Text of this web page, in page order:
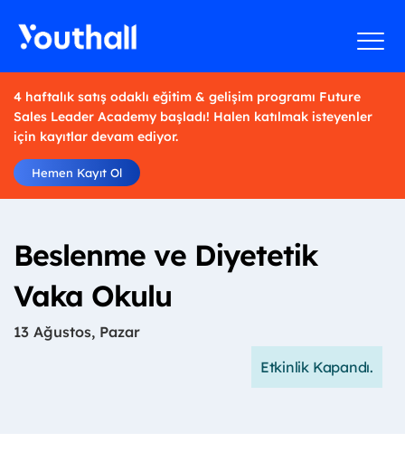
4 haftalık satış odaklı eğitim & gelişim programı Future
Sales Leader Academy başladı! Halen katılmak isteyenler
için kayıtlar devam ediyor.
Hemen Kayıt Ol
Beslenme ve Diyetetik
Vaka Okulu
13 Ağustos, Pazar
Etkinlik Kapandı.